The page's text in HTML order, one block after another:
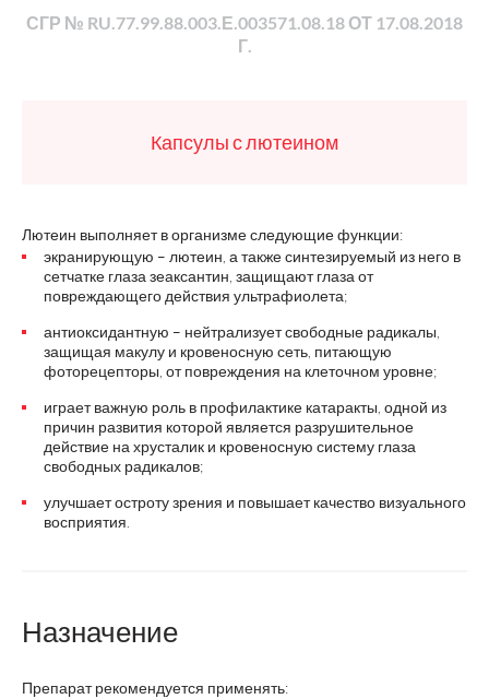
СГР № RU.77.99.88.003.Е.003571.08.18 ОТ 17.08.2018
Г.
Капсулы с лютеином
Лютеин выполняет в организме следующие функции:
экранирующую – лютеин, а также синтезируемый из него в
сетчатке глаза зеаксантин, защищают глаза от
повреждающего действия ультрафиолета;
антиоксидантную – нейтрализует свободные радикалы,
защищая макулу и кровеносную сеть, питающую
фоторецепторы, от повреждения на клеточном уровне;
играет важную роль в профилактике катаракты, одной из
причин развития которой является разрушительное
действие на хрусталик и кровеносную систему глаза
свободных радикалов;
улучшает остроту зрения и повышает качество визуального
восприятия.
Назначение
Препарат рекомендуется применять: